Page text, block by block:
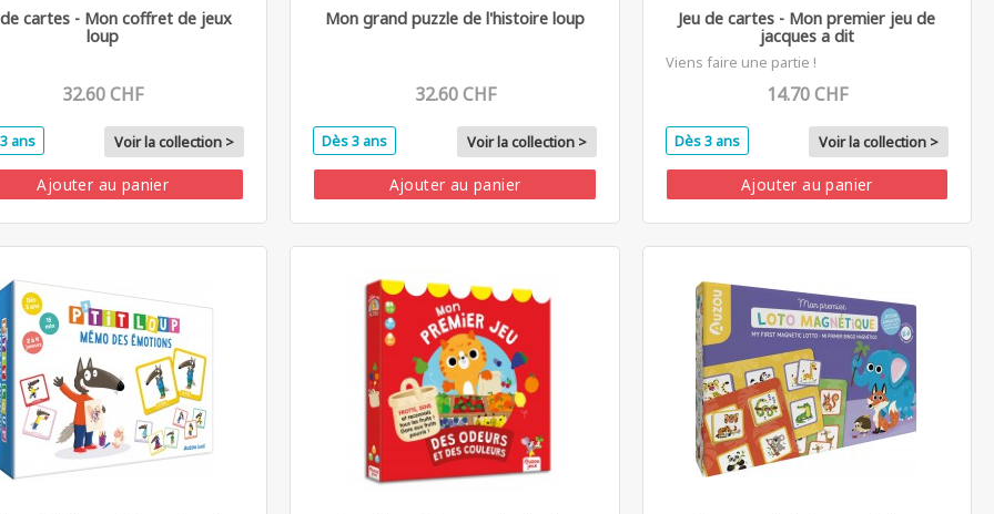
de cartes - Mon coffret de jeux
loup
32.60 CHF
ans Voir la collection >
Ajouter au panier
Mon grand puzzle de l'histoire loup
32.60 CHF
Dès 3 ans Voir la collection >
Ajouter au panier
Jeu de cartes - Mon premier jeu de
jacques a dit
Viens faire une partie !
14.70 CHF
Dès 3 ans Voir la collection >
Ajouter au panier